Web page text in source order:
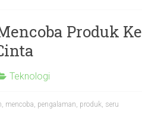
Produk
Teknologi
, mencoba, pengalaman, produk, seru